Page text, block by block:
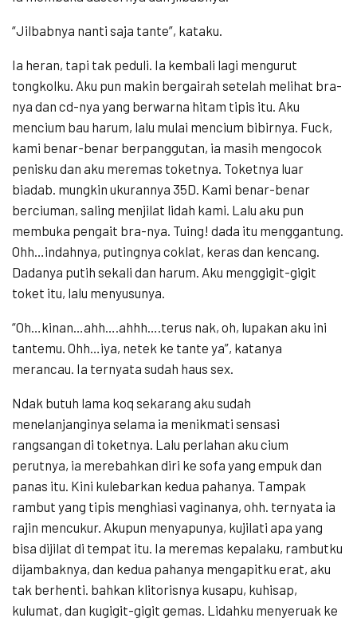
“Jilbabnya nanti saja tante”, kataku.
Ia heran, tapi tak peduli. Ia kembali lagi mengurut
tongkolku. Aku pun makin bergairah setelah melihat bra-
nya dan cd-nya yang berwarna hitam tipis itu. Aku
mencium bau harum, lalu mulai mencium bibirnya. Fuck,
kami benar-benar berpanggutan, ia masih mengocok
penisku dan aku meremas toketnya. Toketnya luar
biadab. mungkin ukurannya 35D. Kami benar-benar
berciuman, saling menjilat lidah kami. Lalu aku pun
membuka pengait bra-nya. Tuing! dada itu menggantung.
Ohh…indahnya, putingnya coklat, keras dan kencang.
Dadanya putih sekali dan harum. Aku menggigit-gigit
toket itu, lalu menyusunya.
“Oh…kinan…ahh….ahhh….terus nak, oh, lupakan aku ini
tantemu. Ohh…iya, netek ke tante ya”, katanya
merancau. Ia ternyata sudah haus sex.
Ndak butuh lama koq sekarang aku sudah
menelanjanginya selama ia menikmati sensasi
rangsangan di toketnya. Lalu perlahan aku cium
perutnya, ia merebahkan diri ke sofa yang empuk dan
panas itu. Kini kulebarkan kedua pahanya. Tampak
rambut yang tipis menghiasi vaginanya, ohh. ternyata ia
rajin mencukur. Akupun menyapunya, kujilati apa yang
bisa dijilat di tempat itu. Ia meremas kepalaku, rambutku
dijambaknya, dan kedua pahanya mengapitku erat, aku
tak berhenti. bahkan klitorisnya kusapu, kuhisap,
kulumat, dan kugigit-gigit gemas. Lidahku menyeruak ke